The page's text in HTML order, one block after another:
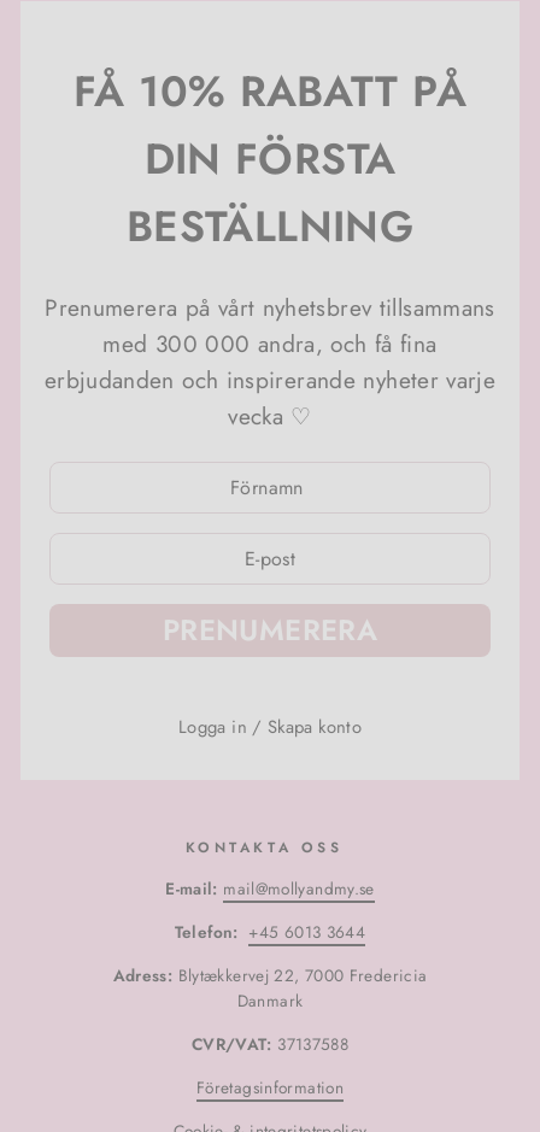
FÅ 10% RABATT PÅ
DIN FÖRSTA
BESTÄLLNING
Prenumerera på vårt nyhetsbrev tillsammans
med 300 000 andra, och få fina
erbjudanden och inspirerande nyheter varje
vecka ♡
DIN
DIN
PRENUMERERA
Logga in / Skapa konto
KONTAKTA OSS
E-mail: mail@mollyandmy.se
Telefon: +45 6013 3644
Adress: Blytækkervej 22, 7000 Fredericia
Danmark
CVR/VAT: 37137588
Företagsinformation